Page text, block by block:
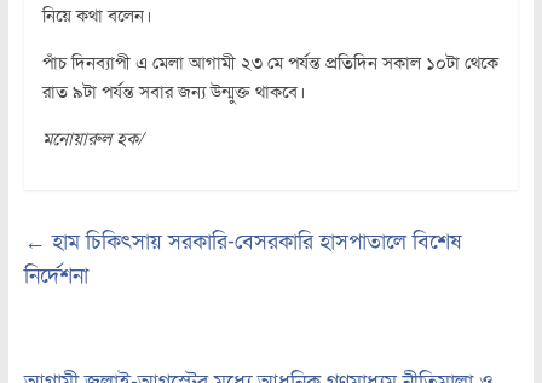
নিয়ে কথা বলেন।
পাঁচ দিনব্যাপী এ মেলা আগামী ২৩ মে পর্যন্ত প্রতিদিন সকাল ১০টা থেকে
রাত ৯টা পর্যন্ত সবার জন্য উন্মুক্ত থাকবে।
মনোয়ারুল হক/
← হাম চিকিৎসায় সরকারি-বেসরকারি হাসপাতালে বিশেষ
নির্দেশনা